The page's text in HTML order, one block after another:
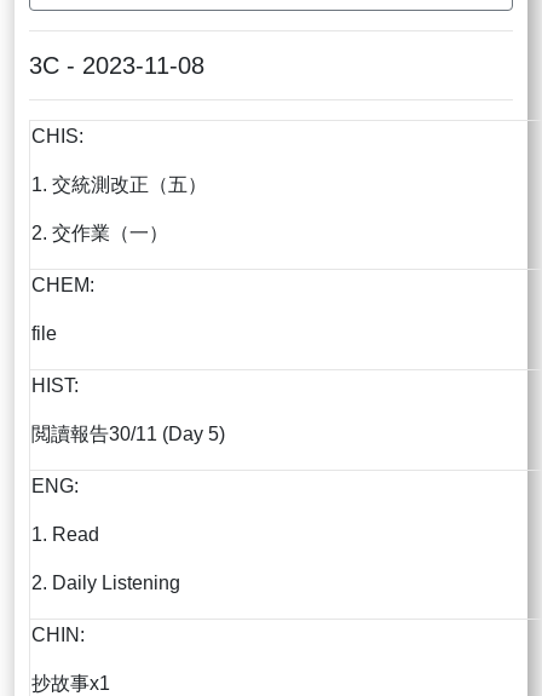
3C - 2023-11-08
CHIS:
1. 交統測改正（五）
2. 交作業（一）
CHEM:
file
HIST:
閲讀報告30/11 (Day 5)
ENG:
1. Read
2. Daily Listening
CHIN:
抄故事x1